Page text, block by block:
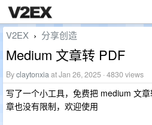
V2EX › 分享创造
Medium 文章转 PDF
Byclaytonxiaat Jan 26, 2025 · 4830 views
写了一个小工具，免费把 medium 文
章也没有限制，欢迎使用